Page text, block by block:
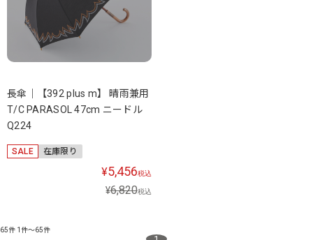
長傘｜【392 plus m】 晴雨兼用
T/C PARASOL 47cm ニードル
Q224
SALE 在庫限り
¥5,456税込
¥6,820税込
65件 1件～65件